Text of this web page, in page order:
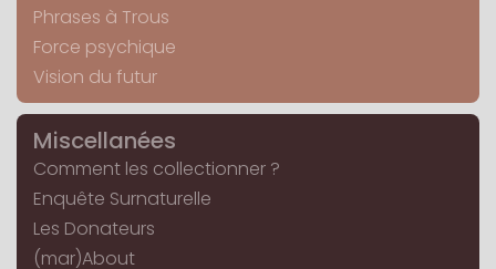
Phrases à Trous
Force psychique
Vision du futur
Miscellanées
Comment les collectionner ?
Enquête Surnaturelle
Les Donateurs
(mar)About